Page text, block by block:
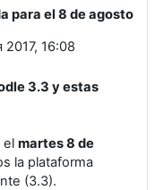
para el 8 de agosto
16:08
3.3 y estas
el martes 8 de
la plataforma
(3.3).